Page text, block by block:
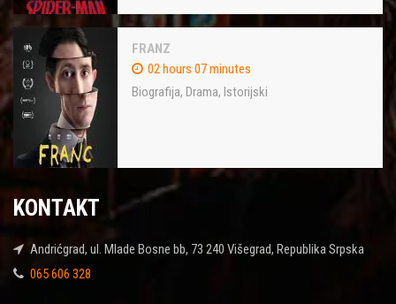
FRANZ
02 hours 07 minutes
Biografija, Drama, Istorijski
KONTAKT
Andrićgrad, ul. Mlade Bosne bb, 73 240 Višegrad, Republika Srpska
065 606 328